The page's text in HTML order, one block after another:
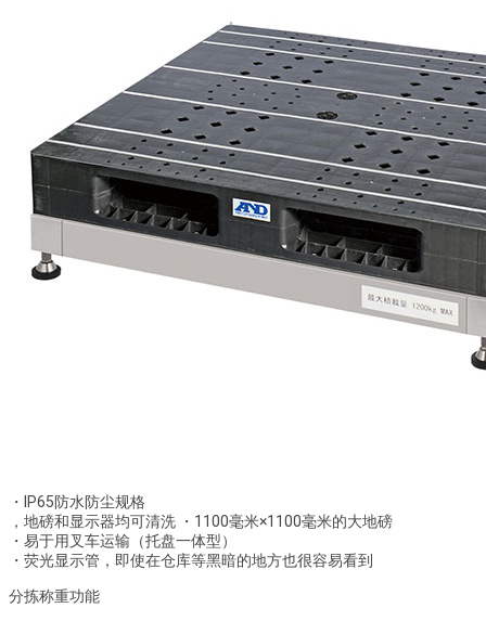
・IP65防水防尘规格
，地磅和显示器均可清洗 ・1100毫米×1100毫米的大地磅
・易于用叉车运输（托盘一体型）
・荧光显示管，即使在仓库等黑暗的地方也很容易看到
分拣称重功能